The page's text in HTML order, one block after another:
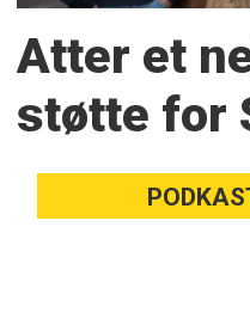
Atter et
støtte for